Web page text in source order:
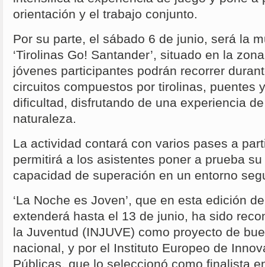
orientación y el trabajo conjunto.
Por su parte, el sábado 6 de junio, será la
‘Tirolinas Go! Santander’, situado en la
jóvenes participantes podrán recorrer
circuitos compuestos por tirolinas, puentes
dificultad, disfrutando de una experiencia
naturaleza.
La actividad contará con varios pases a
permitirá a los asistentes poner a prueba
capacidad de superación en un entorno
‘La Noche es Joven’, que en esta edición
extenderá hasta el 13 de junio, ha sido
la Juventud (INJUVE) como proyecto de
nacional, y por el Instituto Europeo de